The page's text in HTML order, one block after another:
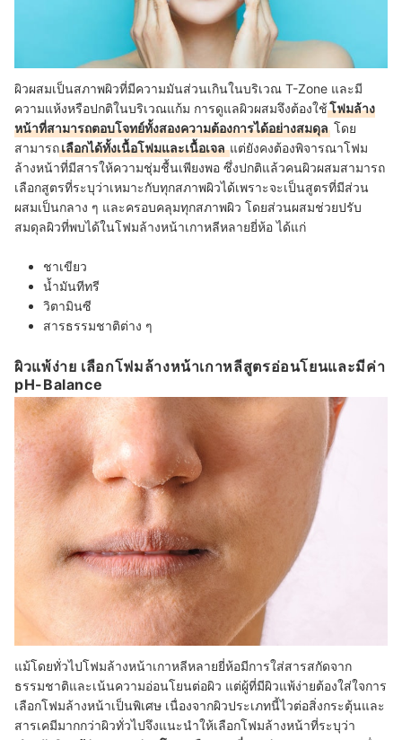
ผิวผสมเป็นสภาพผิวที่มีความมันส่วนเกินในบริเวณ T-Zone และมี
ความแห้งหรือปกติในบริเวณแก้ม การดูแลผิวผสมจึงต้องใช้โฟมล้าง
หน้าที่สามารถตอบโจทย์ทั้งสองความต้องการได้อย่างสมดุล โดย
สามารถเลือกได้ทั้งเนื้อโฟมและเนื้อเจลแต่ยังคงต้องพิจารณาโฟม
ล้างหน้าที่มีสารให้ความชุ่มชื้นเพียงพอ ซึ่งปกติแล้วคนผิวผสมสามารถ
เลือกสูตรที่ระบุว่าเหมาะกับทุกสภาพผิวได้เพราะจะเป็นสูตรที่มีส่วน
ผสมเป็นกลาง ๆ และครอบคลุมทุกสภาพผิว โดยส่วนผสมช่วยปรับ
สมดุลผิวที่พบได้ในโฟมล้างหน้าเกาหลีหลายยี่ห้อ ได้แก่
ชาเขียว
น้ำมันทีทรี
วิตามินซี
สารธรรมชาติต่าง ๆ
ผิวแพ้ง่าย เลือกโฟมล้างหน้าเกาหลีสูตรอ่อนโยนและมีค่า
pH-Balance
แม้โดยทั่วไปโฟมล้างหน้าเกาหลีหลายยี่ห้อมีการใส่สารสกัดจาก
ธรรมชาติและเน้นความอ่อนโยนต่อผิว แต่ผู้ที่มีผิวแพ้ง่ายต้องใส่ใจการ
เลือกโฟมล้างหน้าเป็นพิเศษ เนื่องจากผิวประเภทนี้ไวต่อสิ่งกระตุ้นและ
สารเคมีมากกว่าผิวทั่วไปจึงแนะนำให้เลือกโฟมล้างหน้าที่ระบุว่า